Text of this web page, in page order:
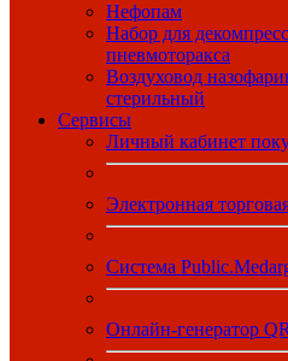
Нефопам
Набор для
пневмоторакса
Воздуховод
стерильный
Сервисы
Личный кабинет
Электронная
Система
Онлайн-генератор